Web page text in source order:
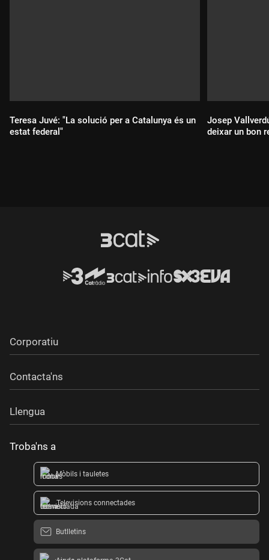
Teresa Juvé: "La solució per a Catalunya és un
estat federal"
Josep
deixar un bon
Corporatiu
Contacta'ns
Llengua
Troba'ns a
Mòbils i tauletes
Televisions connectades
Butlletins